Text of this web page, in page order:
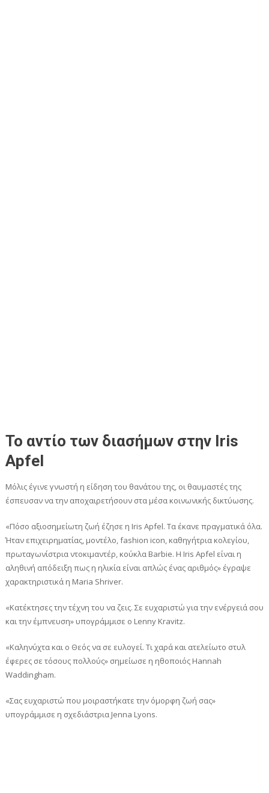
Το αντίο των διασήμων στην Iris
Apfel
Μόλις έγινε γνωστή η είδηση του θανάτου της, οι θαυμαστές της
έσπευσαν να την αποχαιρετήσουν στα μέσα κοινωνικής δικτύωσης.
«Πόσο αξιοσημείωτη ζωή έζησε η Iris Apfel. Τα έκανε πραγματικά όλα.
Ήταν επιχειρηματίας, μοντέλο, fashion icon, καθηγήτρια κολεγίου,
πρωταγωνίστρια ντοκιμαντέρ, κούκλα Barbie. Η Iris Apfel είναι η
αληθινή απόδειξη πως η ηλικία είναι απλώς ένας αριθμός» έγραψε
χαρακτηριστικά η Maria Shriver.
«Κατέκτησες την τέχνη του να ζεις. Σε ευχαριστώ για την ενέργειά σου
και την έμπνευση» υπογράμμισε ο Lenny Kravitz.
«Καληνύχτα και ο Θεός να σε ευλογεί. Τι χαρά και ατελείωτο στυλ
έφερες σε τόσους πολλούς» σημείωσε η ηθοποιός Hannah
Waddingham.
«Σας ευχαριστώ που μοιραστήκατε την όμορφη ζωή σας»
υπογράμμισε η σχεδιάστρια Jenna Lyons.